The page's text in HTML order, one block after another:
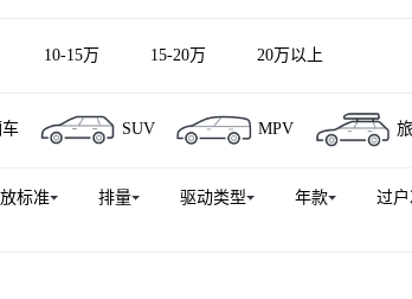
10-15万 15-20万 20万以上
SUV MPV
标准 排量 驱动类型 年款 过